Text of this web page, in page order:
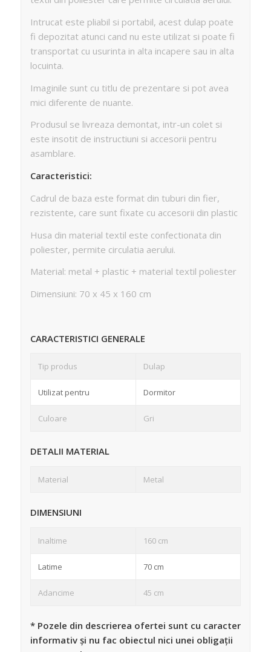
Intrucat este pliabil si portabil, acest dulap poate
fi depozitat atunci cand nu este utilizat si poate fi
transportat cu usurinta in alta incapere sau in alta
locuinta.
Imaginile sunt cu titlu de prezentare si pot avea
mici diferente de nuante.
Produsul se livreaza demontat, intr-un colet si
este insotit de instructiuni si accesorii pentru
asamblare.
Caracteristici:
Cadrul de baza este format din tuburi din fier,
rezistente, care sunt fixate cu accesorii din plastic
Husa din material textil este confectionata din
poliester, permite circulatia aerului.
Material: metal + plastic + material textil poliester
Dimensiuni: 70 x 45 x 160 cm
CARACTERISTICI GENERALE
Tip produs Dulap
Utilizat pentru Dormitor
Culoare Gri
DETALII MATERIAL
Material Metal
DIMENSIUNI
Inaltime 160 cm
Latime 70 cm
Adancime 45 cm
* Pozele din descrierea ofertei sunt cu caracter
informativ și nu fac obiectul nici unei obligații